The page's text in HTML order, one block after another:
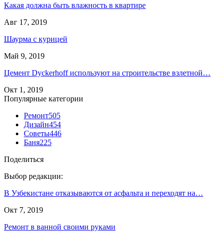
Какая должна быть влажность в квартире
Авг 17, 2019
Шаурма с курицей
Май 9, 2019
Цемент Dyckerhoff используют на строительстве взлетной…
Окт 1, 2019
Популярные категории
Ремонт505
Дизайн454
Советы446
Баня225
Поделиться
Выбор редакции:
В Узбекистане отказываются от асфальта и переходят на…
Окт 7, 2019
Ремонт в ванной своими руками